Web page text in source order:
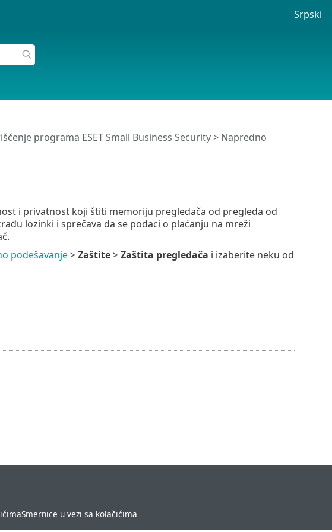
Srpski
programa ESET Small Business Security> Napredno
i privatnost koji štiti memoriju pregledača od pregleda od
lozinki i sprečava da se podaci o plaćanju na mreži
podešavanje>Zaštite>Zaštita pregledača i izaberite neku od
Smernice u vezi sa kolačićima